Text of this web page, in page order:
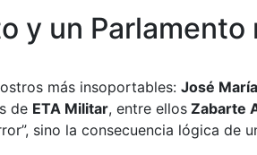
y un Parlamento
más insoportables: José
de ETA Militar, entre ellos Zabarte
sino la consecuencia lógica de